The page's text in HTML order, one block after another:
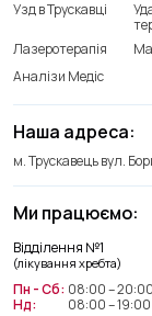
Ми працюємо:
Відділення №1
(лікування хребта)
Пн - Сб: 08:00 – 20:00
Нд:
08:00 – 19:00
Наша адреса:
м. Трускавець вул.
Узд в Трускавці
Лазеротерапія
Аналізи Медіс